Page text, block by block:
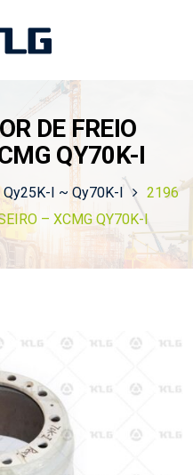
DE FREIO
QY70K-I
Qy25K-I ~ Qy70K-I
2196
– XCMG QY70K-I